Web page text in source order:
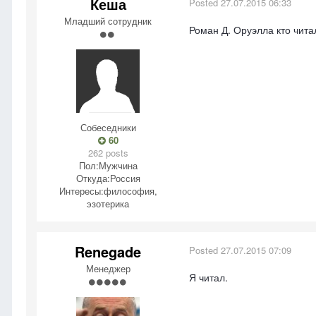
Младший сотрудник
Собеседники
60
262 posts
Пол:Мужчина
Откуда:Россия
Интересы:философия,
эзотерика
Роман Д. Оруэлла кто
Renegade
Менеджер
Posted 27.07.2015 07:09
Я читал.